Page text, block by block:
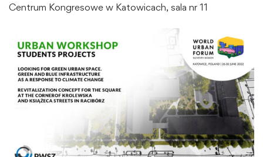
Centrum Kongresowe w Katowicach, sala nr 11